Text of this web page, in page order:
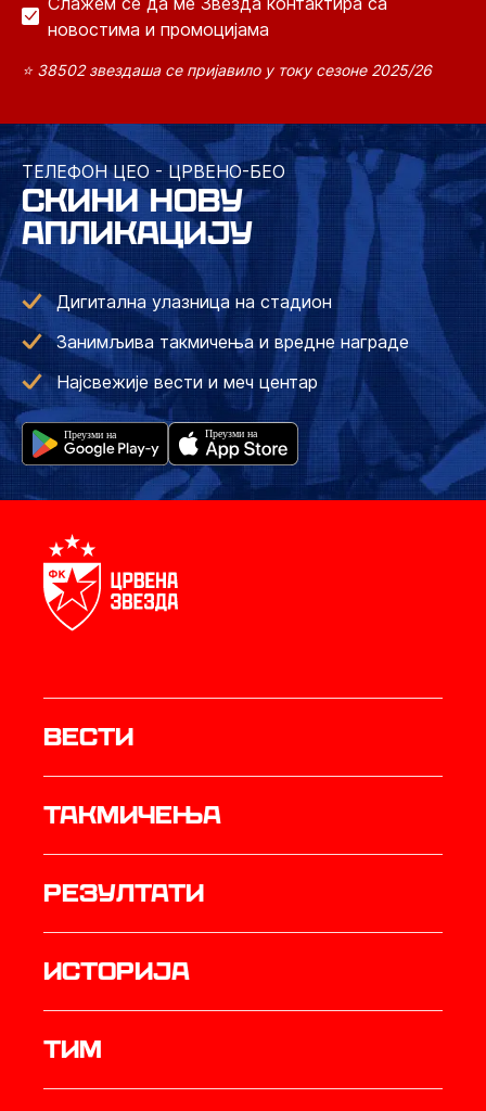
новостима и промоцијама
⭐ 38502 звездаша се пријавило у току сезоне 2025/26
ТЕЛЕФОН ЦЕО - ЦРВЕНО-БЕО
СКИНИ НОВУ
АПЛИКАЦИЈУ
Дигитална улазница на стадион
Занимљива такмичења и вредне награде
Најсвежије вести и меч центар
Вести
Такмичења
резултати
историја
ТИМ